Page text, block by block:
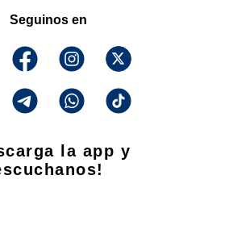
Seguinos en
la app y